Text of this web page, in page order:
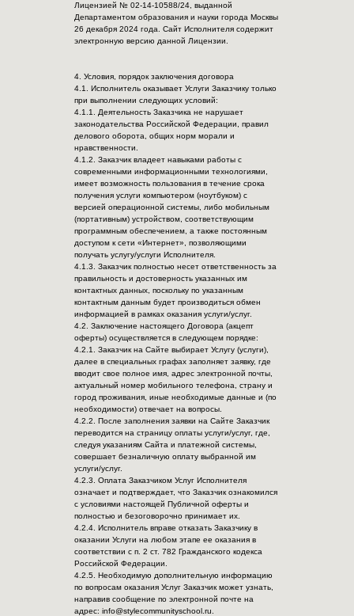
Лицензией № 02-14-10588/24, выданной
Департаментом образования и науки города Москвы
26 декабря 2024 года. Сайт Исполнителя содержит
электронную версию данной Лицензии.
4. Условия, порядок заключения договора
4.1. Исполнитель оказывает Услуги Заказчику только
при выполнении следующих условий:
4.1.1. Деятельность Заказчика не нарушает
законодательства Российской Федерации, правил
делового оборота, общих норм морали и
нравственности.
4.1.2. Заказчик владеет навыками работы с
современными информационными технологиями,
имеет возможность пользования в течение срока
получения услуги компьютером (ноутбуком) с
версией операционной системы, либо мобильным
(портативным) устройством, соответствующим
программным обеспечением, а также постоянным
доступом к сети «Интернет», позволяющими
получать услугу/услуги Исполнителя.
4.1.3. Заказчик полностью несет ответственность за
правильность и достоверность указанных им
контактных данных, поскольку по указанным
контактным данным будет производиться обмен
информацией в рамках оказания услуги/услуг.
4.2. Заключение настоящего Договора (акцепт
оферты) осуществляется в следующем порядке:
4.2.1. Заказчик на Сайте выбирает Услугу (услуги),
далее в специальных графах заполняет заявку, где
вводит свое полное имя, адрес электронной почты,
актуальный номер мобильного телефона, страну и
город проживания, иные необходимые данные и (по
необходимости) отвечает на вопросы.
4.2.2. После заполнения заявки на Сайте Заказчик
переводится на страницу оплаты услуги/услуг, где,
следуя указаниям Сайта и платежной системы,
совершает безналичную оплату выбранной им
услуги/услуг.
4.2.3. Оплата Заказчиком Услуг Исполнителя
означает и подтверждает, что Заказчик ознакомился
с условиями настоящей Публичной оферты и
полностью и безоговорочно принимает их.
4.2.4. Исполнитель вправе отказать Заказчику в
оказании Услуги на любом этапе ее оказания в
соответствии с п. 2 ст. 782 Гражданского кодекса
Российской Федерации.
4.2.5. Необходимую дополнительную информацию
по вопросам оказания Услуг Заказчик может узнать,
направив сообщение по электронной почте на
адрес: info@stylecommunityschool.ru.